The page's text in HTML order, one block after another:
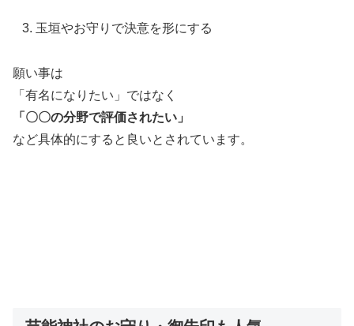
玉垣やお守りで決意を形にする
願い事は
「有名になりたい」ではなく
「〇〇の分野で評価されたい」
など具体的にすると良いとされています。